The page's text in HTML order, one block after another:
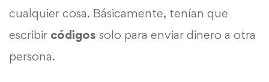
cualquier cosa. Básicamente, tenían que
escribir códigos solo para enviar dinero a otra
persona.